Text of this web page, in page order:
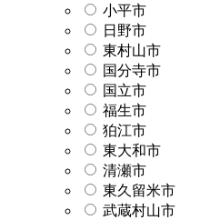
小平市
日野市
東村山市
国分寺市
国立市
福生市
狛江市
東大和市
清瀬市
東久留米市
武蔵村山市